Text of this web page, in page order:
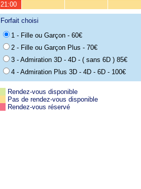
21:00
Forfait choisi
1 - Fille ou Garçon - 60€
2 - Fille ou Garçon Plus - 70€
3 - Admiration 3D - 4D - ( sans 6D ) 85€
4 - Admiration Plus 3D - 4D - 6D - 100€
Rendez-vous disponible
Pas de rendez-vous disponible
Rendez-vous réservé